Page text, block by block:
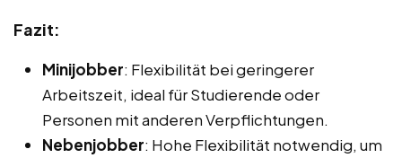
Fazit:
Minijobber: Flexibilität bei geringerer
Arbeitszeit, ideal für Studierende oder
Personen mit anderen Verpflichtungen.
Nebenjobber: Hohe Flexibilität notwendig, um